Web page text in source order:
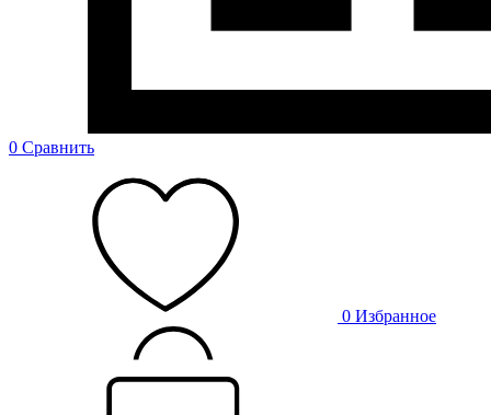
0 Сравнить
0 Избранное